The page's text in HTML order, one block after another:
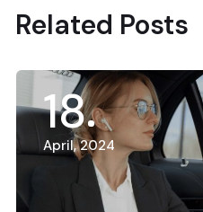
Related Posts
18
April, 2024